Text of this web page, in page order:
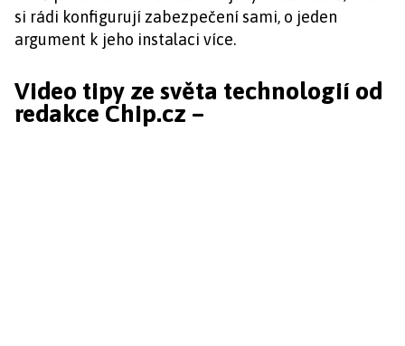
si rádi konfigurují zabezpečení sami, o jeden
argument k jeho instalaci více.
Video tipy ze světa technologií od
redakce Chip.cz –